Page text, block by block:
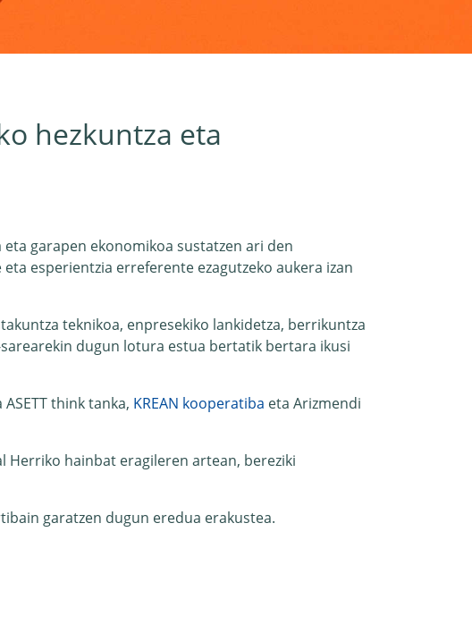
hezkuntza eta
garapen ekonomikoa sustatzen ari den
esperientzia erreferente ezagutzeko aukera izan
teknikoa, enpresekiko lankidetza, berrikuntza
dugun lotura estua bertatik bertara ikusi
think tanka, KREAN kooperatiba eta Arizmendi
Herriko hainbat eragileren artean, bereziki
garatzen dugun eredua erakustea.